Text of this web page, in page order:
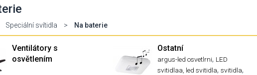
Speciální svítidla > Na baterie
Ventilátory s
osvětlením
Ostatní
argus-led osvetlrni, LED
svitidlaa, led svitidla,svitidla,